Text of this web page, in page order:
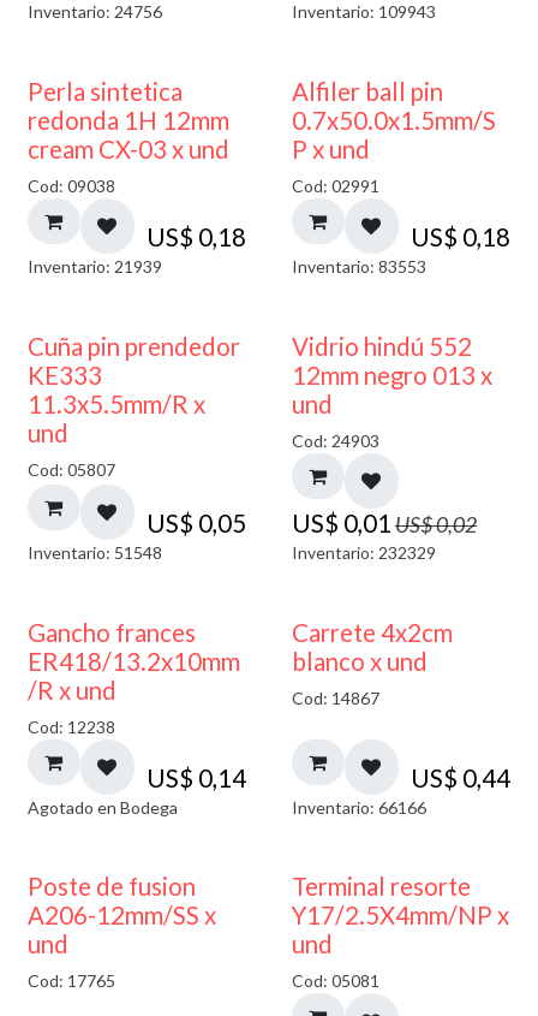
Inventario: 24756 Inventario: 109943
Perla sintetica
redonda 1H 12mm
cream CX-03 x und
Cod: 09038
US$ 0,18
Inventario: 21939
Alfiler ball pin
0.7x50.0x1.5mm/S
P x und
Cod: 02991
US$ 0,18
Inventario: 83553
Cuña pin prendedor
KE333
11.3x5.5mm/R x
und
Cod: 05807
US$ 0,05
Inventario: 51548
40% DESCUENTO
Vidrio hindú 552
12mm negro 013 x
und
Cod: 24903
US$ 0,01US$0,02
Inventario: 232329
AGOTADO
Gancho frances
ER418/13.2x10mm
/R x und
Cod: 12238
US$ 0,14
Agotado en Bodega
Carrete 4x2cm
blanco x und
Cod: 14867
US$ 0,44
Inventario: 66166
Poste de fusion
A206-12mm/SS x
und
Cod: 17765 50% DESCUENTO
Terminal resorte
Y17/2.5X4mm/NP x
und
Cod: 05081